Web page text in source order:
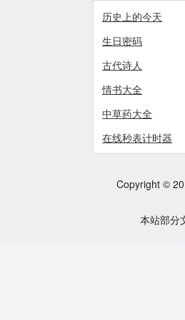
历史上的今天
生日密码
古代诗人
情书大全
中草药大全
在线秒表计时器
Copyright ©
本站部分